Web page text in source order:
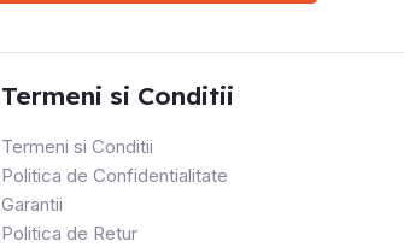
Termeni si Conditii
Termeni si Conditii
Politica de Confidentialitate
Garantii
Politica de Retur